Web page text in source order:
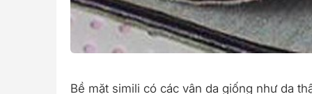
Bề mặt simili có các vân da giống như da